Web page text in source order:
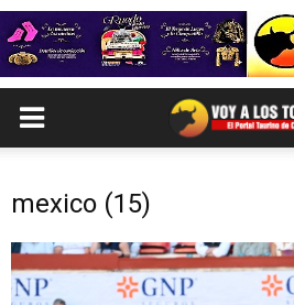
mexico (15)